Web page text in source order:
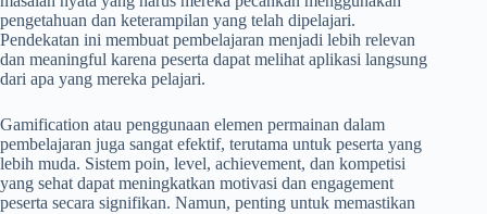
pengetahuan dan keterampilan yang telah dipelajari.
Pendekatan ini membuat pembelajaran menjadi lebih relevan
dan meaningful karena peserta dapat melihat aplikasi langsung
dari apa yang mereka pelajari.
Gamification atau penggunaan elemen permainan dalam
pembelajaran juga sangat efektif, terutama untuk peserta yang
lebih muda. Sistem poin, level, achievement, dan kompetisi
yang sehat dapat meningkatkan motivasi dan engagement
peserta secara signifikan. Namun, penting untuk memastikan